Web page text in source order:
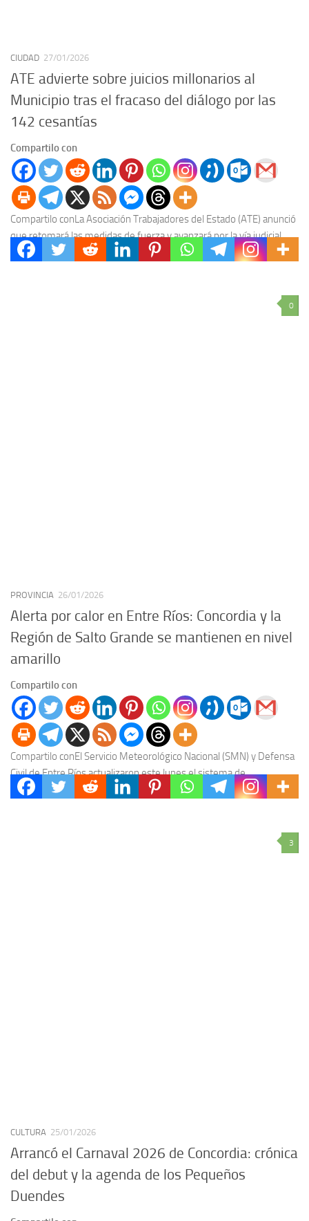
CIUDAD 27/01/2026
ATE advierte sobre juicios millonarios al
Municipio tras el fracaso del diálogo por las
142 cesantías
Compartilo con
Compartilo conLa Asociación Trabajadores del Estado (ATE) anunció
que retomará las medidas de fuerza y avanzará por la vía judicial
tras no recibir respuestas del...
0
PROVINCIA 26/01/2026
Alerta por calor en Entre Ríos: Concordia y la
Región de Salto Grande se mantienen en nivel
amarillo
Compartilo con
Compartilo conEl Servicio Meteorológico Nacional (SMN) y Defensa
Civil de Entre Ríos actualizaron este lunes el sistema de
advertencias por temperaturas extremas. Mientras el oeste...
3
CULTURA 25/01/2026
Arrancó el Carnaval 2026 de Concordia: crónica
del debut y la agenda de los Pequeños
Duendes